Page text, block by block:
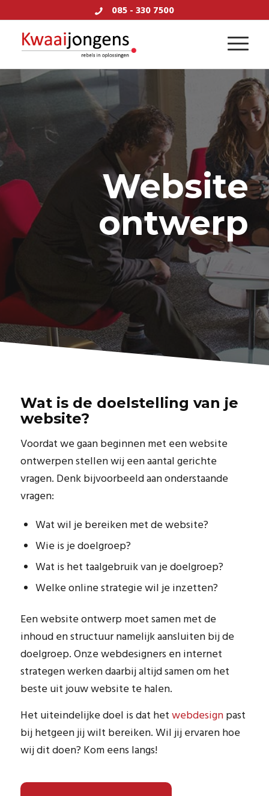
085 - 330 7500
Website
ontwerp
Wat is de doelstelling van je
website?
Voordat we gaan beginnen met een website
ontwerpen stellen wij een aantal gerichte
vragen. Denk bijvoorbeeld aan onderstaande
vragen:
Wat wil je bereiken met de website?
Wie is je doelgroep?
Wat is het taalgebruik van je doelgroep?
Welke online strategie wil je inzetten?
Een website ontwerp moet samen met de
inhoud en structuur namelijk aansluiten bij de
doelgroep. Onze webdesigners en internet
strategen werken daarbij altijd samen om het
beste uit jouw website te halen.
Het uiteindelijke doel is dat hetwebdesignpast
bij hetgeen jij wilt bereiken. Wil jij ervaren hoe
wij dit doen? Kom eens langs!